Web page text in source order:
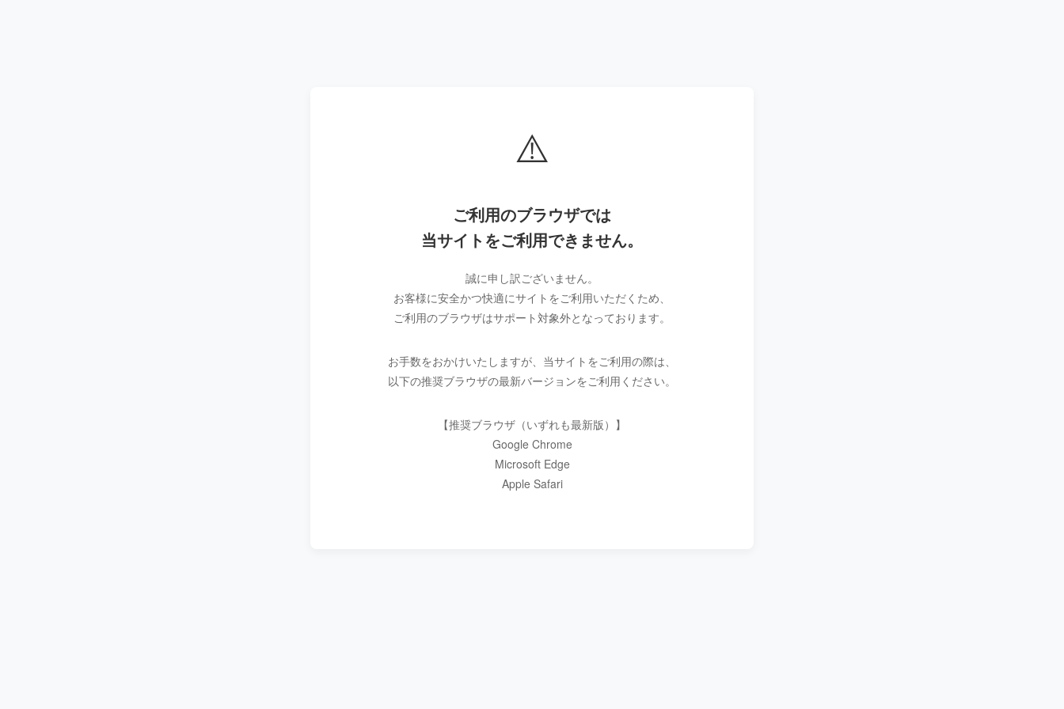
⚠️
ご利用のブラウザでは
当サイトをご利用できません。
誠に申し訳ございません。
お客様に安全かつ快適にサイトをご利用いただくため、
ご利用のブラウザはサポート対象外となっております。
お手数をおかけいたしますが、当サイトをご利用の際は、
以下の推奨ブラウザの最新バージョンをご利用ください。
【推奨ブラウザ（いずれも最新版）】
Google Chrome
Microsoft Edge
Apple Safari